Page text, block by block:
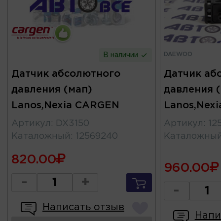
В наличии
Датчик абсолютного
давления (мап)
Lanos,Nexia CARGEN
Артикул :
DX3150
Каталожный : 12569240
820.00
- +
Написать отзыв
DAEWOO
Датчик
давления
Артикул :
960.00
-